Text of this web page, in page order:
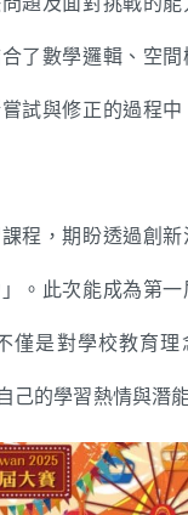
了數學邏輯、空間
試與修正的過程中
程，期盼透過創新
。此次能成為第一
僅是對學校教育理
己的學習熱情與潛